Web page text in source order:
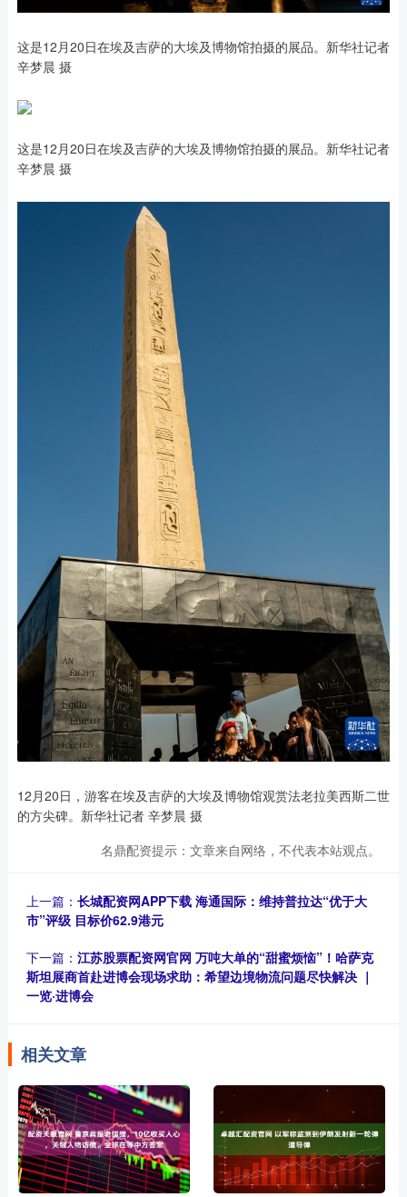
这是12月20日在埃及吉萨的大埃及博物馆拍摄的展品。新华社记者
辛梦晨 摄
这是12月20日在埃及吉萨的大埃及博物馆拍摄的展品。新华社记者
辛梦晨 摄
12月20日，游客在埃及吉萨的大埃及博物馆观赏法老拉美西斯二世
的方尖碑。新华社记者 辛梦晨 摄
名鼎配资提示：文章来自网络，不代表本站观点。
上一篇： 长城配资网APP下载 海通国际：维持普拉达“优于大
市”评级 目标价62.9港元
下一篇： 江苏股票配资网官网 万吨大单的“甜蜜烦恼”！哈萨克
斯坦展商首赴进博会现场求助：希望边境物流问题尽快解决 ｜
一览·进博会
相关文章